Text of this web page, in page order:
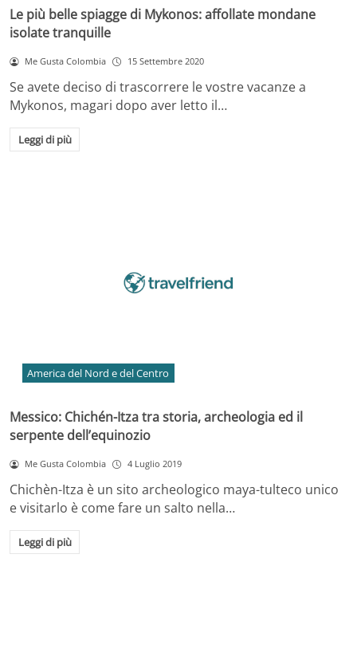
Le più belle spiagge di Mykonos: affollate mondane
isolate tranquille
Me Gusta Colombia 15 Settembre 2020
Se avete deciso di trascorrere le vostre vacanze a
Mykonos, magari dopo aver letto il…
Leggi di più
America del Nord e del Centro
Messico: Chichén-Itza tra storia, archeologia ed il
serpente dell’equinozio
Me Gusta Colombia 4 Luglio 2019
Chichèn-Itza è un sito archeologico maya-tulteco unico
e visitarlo è come fare un salto nella…
Leggi di più